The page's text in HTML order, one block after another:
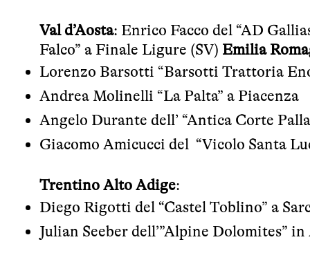
Val d’Aosta: Enrico Facco del “AD
Falco” a Finale Ligure (SV) Emilia
Lorenzo Barsotti “Barsotti Trattoria
Andrea Molinelli “La Palta” a Piacenza
Angelo Durante dell’ “Antica Corte
Giacomo Amicucci del “Vicolo Santa
Trentino Alto Adige:
Diego Rigotti del “Castel Toblino” a
Julian Seeber dell’”Alpine Dolomites”